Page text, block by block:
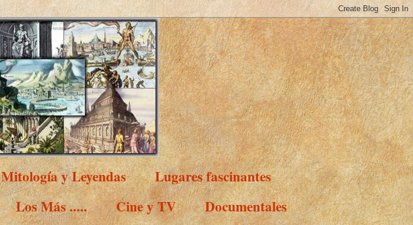
Mitología y Leyendas
Lugares fascinantes
Los Más ..... Cine y TV
Documentales